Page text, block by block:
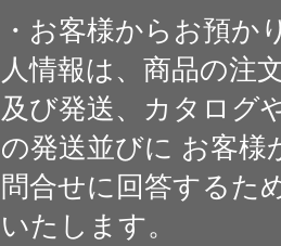
・お客様からお預か
人情報は、商品の注
及び発送、カタログ
の発送並びに お客様
問合せに回答するた
いたします。